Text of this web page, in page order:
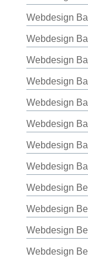
Webdesign
Webdesign
Webdesign
Webdesign
Webdesign
Webdesign
Webdesign
Webdesign
Webdesign
Webdesign
Webdesign
Webdesign